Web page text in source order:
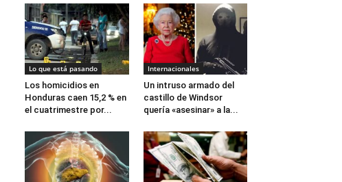
Lo que está pasando
Los homicidios en
Honduras caen 15,2 % en
el cuatrimestre por...
Internacionales
Un intruso armado del
castillo de Windsor
quería «asesinar» a la...